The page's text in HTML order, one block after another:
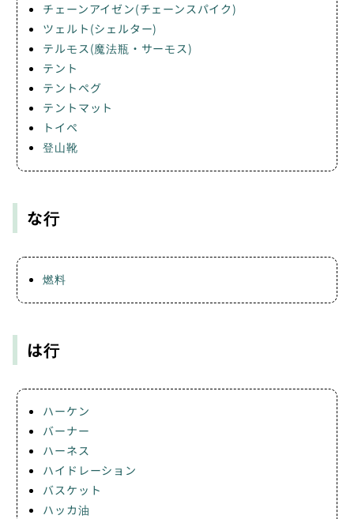
チェーンアイゼン(チェーンスパイク)
ツェルト(シェルター)
テルモス(魔法瓶・サーモス)
テント
テントペグ
テントマット
トイペ
登山靴
な行
燃料
は行
ハーケン
バーナー
ハーネス
ハイドレーション
バスケット
ハッカ油